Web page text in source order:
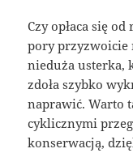
Czy opłaca się
pory przyzwoicie
nieduża usterka,
zdoła szybko
naprawić. Warto
cyklicznymi
konserwacją,